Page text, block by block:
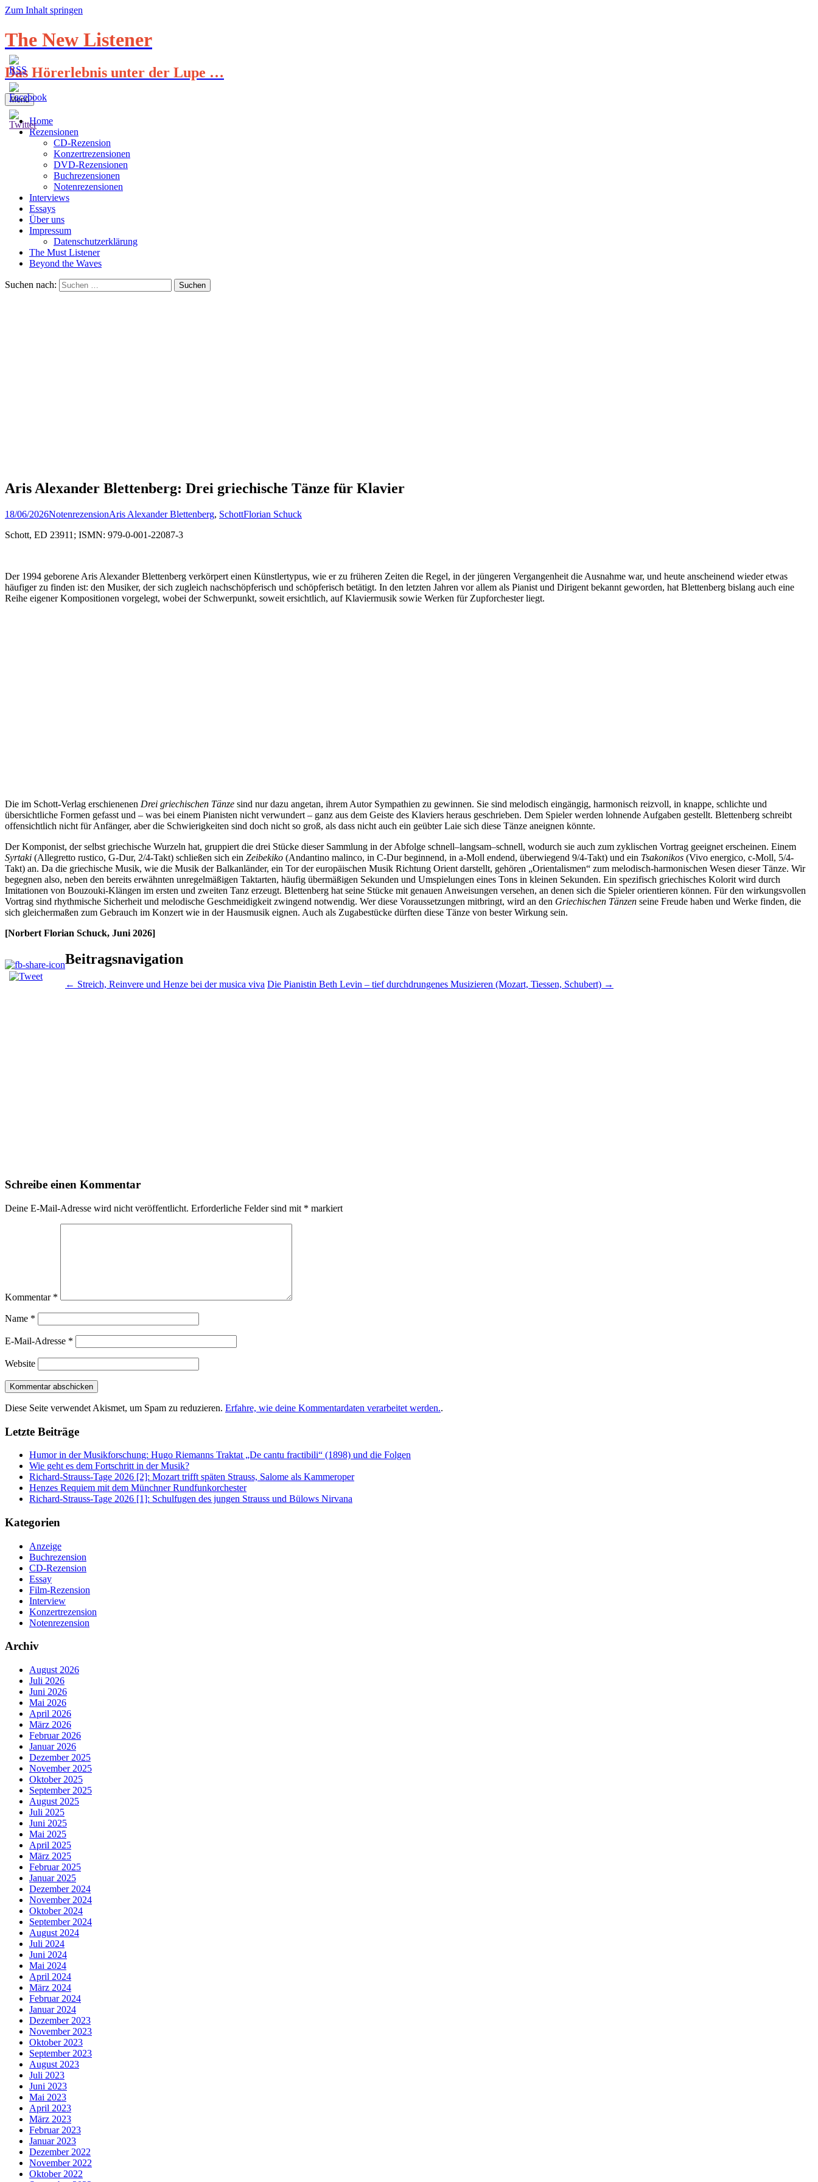
Zum Inhalt springen
The New Listener
Das Hörerlebnis unter der Lupe …
Menü
Home
Rezensionen
CD-Rezension
Konzertrezensionen
DVD-Rezensionen
Buchrezensionen
Notenrezensionen
Interviews
Essays
Über uns
Impressum
Datenschutzerklärung
The Must Listener
Beyond the Waves
Suchen nach:
Aris Alexander Blettenberg: Drei griechische Tänze für Klavier
18/06/2026NotenrezensionAris Alexander Blettenberg, SchottFlorian Schuck
Schott, ED 23911; ISMN: 979-0-001-22087-3
Der 1994 geborene Aris Alexander Blettenberg verkörpert einen Künstlertypus, wie er zu früheren Zeiten die Regel, in der jüngeren Vergangenheit die Ausnahme war, und heute anscheinend wieder etwas
häufiger zu finden ist: den Musiker, der sich zugleich nachschöpferisch und schöpferisch betätigt. In den letzten Jahren vor allem als Pianist und Dirigent bekannt geworden, hat Blettenberg bislang auch eine
Reihe eigener Kompositionen vorgelegt, wobei der Schwerpunkt, soweit ersichtlich, auf Klaviermusik sowie Werken für Zupforchester liegt.
Die im Schott-Verlag erschienenen Drei griechischen Tänze sind nur dazu angetan, ihrem Autor Sympathien zu gewinnen. Sie sind melodisch eingängig, harmonisch reizvoll, in knappe, schlichte und
übersichtliche Formen gefasst und – was bei einem Pianisten nicht verwundert – ganz aus dem Geiste des Klaviers heraus geschrieben. Dem Spieler werden lohnende Aufgaben gestellt. Blettenberg schreibt
offensichtlich nicht für Anfänger, aber die Schwierigkeiten sind doch nicht so groß, als dass nicht auch ein geübter Laie sich diese Tänze aneignen könnte.
Der Komponist, der selbst griechische Wurzeln hat, gruppiert die drei Stücke dieser Sammlung in der Abfolge schnell–langsam–schnell, wodurch sie auch zum zyklischen Vortrag geeignet erscheinen. Einem
Syrtaki (Allegretto rustico, G-Dur, 2/4-Takt) schließen sich ein Zeibekiko (Andantino malinco, in C-Dur beginnend, in a-Moll endend, überwiegend 9/4-Takt) und ein Tsakonikos (Vivo energico, c-Moll, 5/4-
Takt) an. Da die griechische Musik, wie die Musik der Balkanländer, ein Tor der europäischen Musik Richtung Orient darstellt, gehören „Orientalismen“ zum melodisch-harmonischen Wesen dieser Tänze. Wir
begegnen also, neben den bereits erwähnten unregelmäßigen Taktarten, häufig übermäßigen Sekunden und Umspielungen eines Tons in kleinen Sekunden. Ein spezifisch griechisches Kolorit wird durch
Imitationen von Bouzouki-Klängen im ersten und zweiten Tanz erzeugt. Blettenberg hat seine Stücke mit genauen Anweisungen versehen, an denen sich die Spieler orientieren können. Für den wirkungsvollen
Vortrag sind rhythmische Sicherheit und melodische Geschmeidigkeit zwingend notwendig. Wer diese Voraussetzungen mitbringt, wird an den Griechischen Tänzen seine Freude haben und Werke finden, die
sich gleichermaßen zum Gebrauch im Konzert wie in der Hausmusik eignen. Auch als Zugabestücke dürften diese Tänze von bester Wirkung sein.
[Norbert Florian Schuck, Juni 2026]
Beitragsnavigation
← Streich, Reinvere und Henze bei der musica viva Die Pianistin Beth Levin – tief durchdrungenes Musizieren (Mozart, Tiessen, Schubert) →
Schreibe einen Kommentar
Deine E-Mail-Adresse wird nicht veröffentlicht. Erforderliche Felder sind mit * markiert
Kommentar *
Name *
E-Mail-Adresse *
Website
Diese Seite verwendet Akismet, um Spam zu reduzieren. Erfahre, wie deine Kommentardaten verarbeitet werden..
Letzte Beiträge
Humor in der Musikforschung: Hugo Riemanns Traktat „De cantu fractibili“ (1898) und die Folgen
Wie geht es dem Fortschritt in der Musik?
Richard-Strauss-Tage 2026 [2]: Mozart trifft späten Strauss, Salome als Kammeroper
Henzes Requiem mit dem Münchner Rundfunkorchester
Richard-Strauss-Tage 2026 [1]: Schulfugen des jungen Strauss und Bülows Nirvana
Kategorien
Anzeige
Buchrezension
CD-Rezension
Essay
Film-Rezension
Interview
Konzertrezension
Notenrezension
Archiv
August 2026
Juli 2026
Juni 2026
Mai 2026
April 2026
März 2026
Februar 2026
Januar 2026
Dezember 2025
November 2025
Oktober 2025
September 2025
August 2025
Juli 2025
Juni 2025
Mai 2025
April 2025
März 2025
Februar 2025
Januar 2025
Dezember 2024
November 2024
Oktober 2024
September 2024
August 2024
Juli 2024
Juni 2024
Mai 2024
April 2024
März 2024
Februar 2024
Januar 2024
Dezember 2023
November 2023
Oktober 2023
September 2023
August 2023
Juli 2023
Juni 2023
Mai 2023
April 2023
März 2023
Februar 2023
Januar 2023
Dezember 2022
November 2022
Oktober 2022